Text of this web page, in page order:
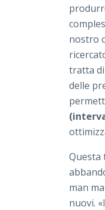
nostro
tratta
delle
Questa
man
nuovi.